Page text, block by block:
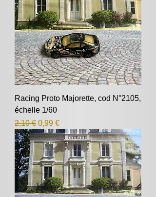
Racing Proto Majorette, cod N°2105,
échelle 1/60
Prix original
2,10 € Prix promotionnel
0,99 €